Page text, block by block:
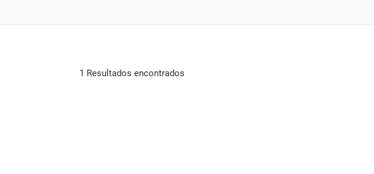
1 Resultados encontrados